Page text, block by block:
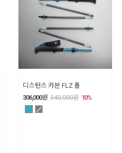
디스턴스 카본 FLZ 폴
306,000원 340,000원 10%